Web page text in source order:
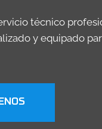
técnico
y equipado